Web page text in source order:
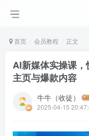
首页 会员教程 正文
AI新媒体实操课
主页与爆款内容
牛牛（收徒）
2025-04-15